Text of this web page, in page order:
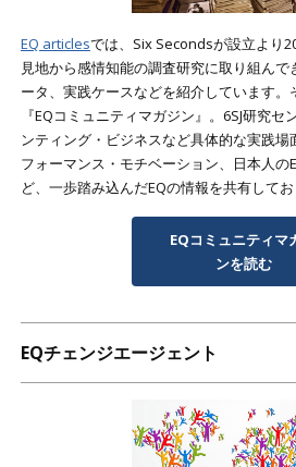
EQ articlesでは、Six Secondsが設立より
見地から感情知能の調査研究に取り組ん
ータ、実践ケースなどを紹介しています
『EQコミュニティマガジン』。6SJ研究
ンティング・ビジネスなど具体的な実践
フォーマンス・モチベーション、日本人の
ど、一歩踏み込んだEQの情報を共有してお
EQコミュニティマ
ンを読む
EQチェンジエージェント